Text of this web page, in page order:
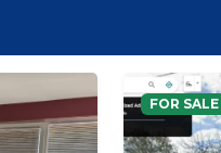
FOR SALE